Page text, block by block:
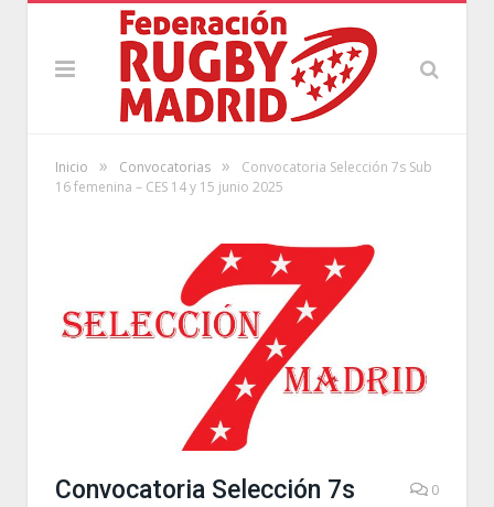
Inicio » Convocatorias »
Convocatoria Selección 7s Sub
16 femenina – CES 14 y 15 junio 2025
Convocatoria Selección 7s
0